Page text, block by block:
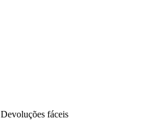
Devoluções fáceis